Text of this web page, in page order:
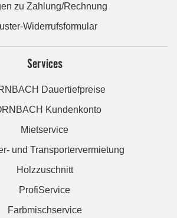
zu Zahlung/Rechnung
Widerrufsformular
Services
Dauertiefpreise
Kundenkonto
Mietservice
und Transportervermietung
Holzzuschnitt
ProfiService
Farbmischservice